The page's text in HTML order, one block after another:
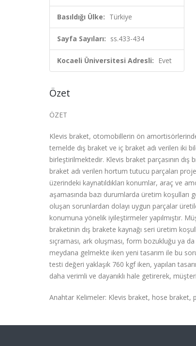
Basıldığı Ülke: Türkiye
Sayfa Sayıları: ss.433-434
Kocaeli Üniversitesi Adresli: Evet
Özet
ÖZET
Klevis braket, otomobillerin ön
temelde dış braket ve iç braket adı verilen iki
birleştirilmektedir. Klevis braket parçasının
braket adı verilen hortum tutucu parçaları
üzerindeki kaynatıldıkları konumlar, araç ve
aşamasında bazı durumlarda üretim
oluşan sorunlardan dolayı uygun parçalar
konumuna yönelik iyileştirmeler yapılmıştır.
braketinin dış brakete kaynağı seri üretim
sıçraması, ark oluşması, form bozukluğu ya
meydana gelmekte iken yeni tasarım ile bu
testi değeri yaklaşık 760 kgf iken, yapılan
daha verimli ve dayanıklı hale getirerek,
Anahtar Kelimeler: Klevis braket, hose